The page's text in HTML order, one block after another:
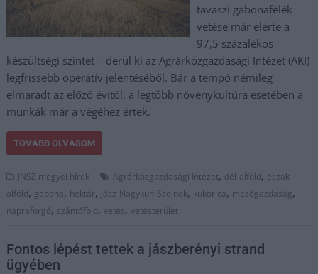
tavaszi gabonafélék
vetése már elérte a
97,5 százalékos
készültségi szintet – derül ki az Agrárközgazdasági Intézet (AKI)
legfrissebb operatív jelentéséből. Bár a tempó némileg
elmaradt az előző évitől, a legtöbb növénykultúra esetében a
munkák már a végéhez értek.
TOVÁBB OLVASOM
JNSZ megyei hírek Agrárközgazdasági Intézet, dél-alföld, észak-
alföld, gabona, hektár, Jász-Nagykun-Szolnok, kukorica, mezőgazdaság,
napraforgó, szántóföld,vetés,vetésterület
Fontos lépést tettek a jászberényi strand
ügyében